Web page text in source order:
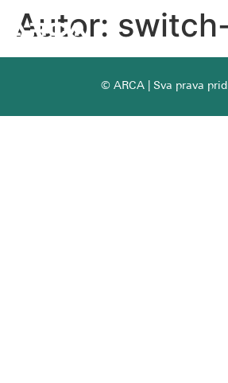
Autor:
© ARCA | Sva prava